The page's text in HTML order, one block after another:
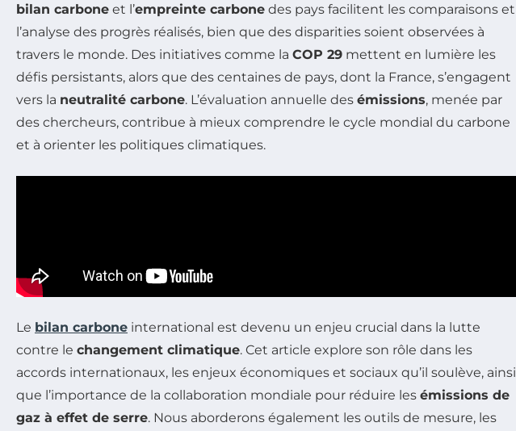
bilan carbone et l’empreinte carbone des pays facilitent les comparaisons et
l’analyse des progrès réalisés, bien que des disparities soient observées à
travers le monde. Des initiatives comme la COP 29 mettent en lumière les
défis persistants, alors que des centaines de pays, dont la France, s’engagent
vers la neutralité carbone. L’évaluation annuelle des émissions, menée par
des chercheurs, contribue à mieux comprendre le cycle mondial du carbone
et à orienter les politiques climatiques.
Le bilan carbone international est devenu un enjeu crucial dans la lutte
contre le changement climatique. Cet article explore son rôle dans les
accords internationaux, les enjeux économiques et sociaux qu’il soulève, ainsi
que l’importance de la collaboration mondiale pour réduire les émissions de
gaz à effet de serre. Nous aborderons également les outils de mesure, les